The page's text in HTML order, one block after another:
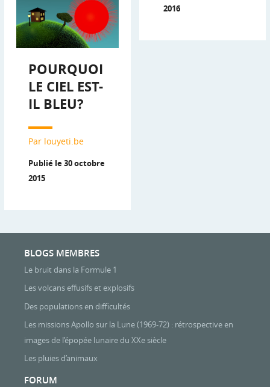
2016
POURQUOI
LE CIEL EST-
IL BLEU?
Par louyeti.be
Publié le 30 octobre
2015
BLOGS MEMBRES
Le bruit dans la Formule 1
Les volcans effusifs et explosifs
Des populations en difficultés
Les missions Apollo sur la Lune (1969-72) : rétrospective en
images de l’épopée lunaire du XXe siècle
Les pluies d’animaux
FORUM